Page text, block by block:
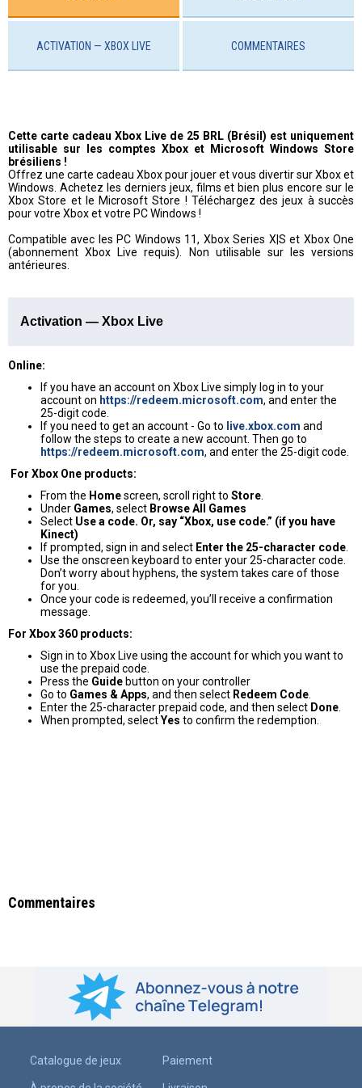
ACTIVATION — XBOX LIVE COMMENTAIRES
Cette carte cadeau Xbox Live de 25 BRL (Brésil) est uniquement
utilisable sur les comptes Xbox et Microsoft Windows Store
brésiliens !
Offrez une carte cadeau Xbox pour jouer et vous divertir sur Xbox et
Windows. Achetez les derniers jeux, films et bien plus encore sur le
Xbox Store et le Microsoft Store ! Téléchargez des jeux à succès
pour votre Xbox et votre PC Windows !
Compatible avec les PC Windows 11, Xbox Series X|S et Xbox One
(abonnement Xbox Live requis). Non utilisable sur les versions
antérieures.
Activation — Xbox Live
Online:
If you have an account on Xbox Live simply log in to your
account on https://redeem.microsoft.com, and enter the
25-digit code.
If you need to get an account - Go to live.xbox.com and
follow the steps to create a new account. Then go to
https://redeem.microsoft.com, and enter the 25-digit code.
For Xbox One products:
From the Homescreen, scroll right to Store
Under Games, select Browse All Games
Select Use a code. Or, say “Xbox, use code.” (if you have
Kinect)
If prompted, sign in and select Enter the 25-character code
Use the onscreen keyboard to enter your 25-character code.
Don’t worry about hyphens, the system takes care of those
for you.
Once your code is redeemed, you’ll receive a confirmation
message.
For Xbox 360 products:
Sign in to Xbox Live using the account for which you want to
use the prepaid code.
Press the Guidebutton on your controller
Go to Games & Apps, and then select Redeem Code
Enter the 25-character prepaid code, and then select Done
When prompted, selectYes to confirm the redemption.
Commentaires
Catalogue de jeux Paiement